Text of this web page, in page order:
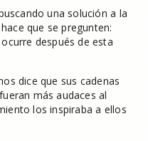
una solución a la
que se pregunten:
ocurre después de esta
dice que sus cadenas
más audaces al
los inspiraba a ellos